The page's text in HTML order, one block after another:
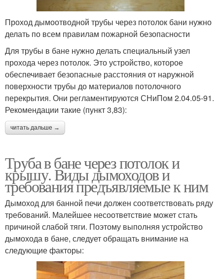
Проход дымоотводной трубы через потолок бани нужно
делать по всем правилам пожарной безопасности
Для трубы в бане нужно делать специальный узел
прохода через потолок. Это устройство, которое
обеспечивает безопасные расстояния от наружной
поверхности трубы до материалов потолочного
перекрытия. Они регламентируются СНиПом 2.04.05-91.
Рекомендации такие (пункт 3,83):
читать дальше →
Труба в бане через потолок и
крышу. Виды дымоходов и
требования предъявляемые к ним
Дымоход для банной печи должен соответствовать ряду
требований. Малейшее несоответствие может стать
причиной слабой тяги. Поэтому выполняя устройство
дымохода в бане, следует обращать внимание на
следующие факторы: